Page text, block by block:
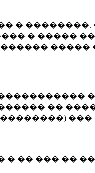
�
� �����
��
��������)
� �� ��� ��